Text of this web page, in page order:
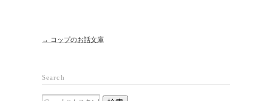
→ コップのお話文庫
Search